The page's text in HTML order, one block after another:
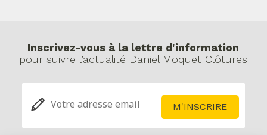
Inscrivez-vous à la lettre d'information
pour suivre l’actualité Daniel Moquet Clôtures